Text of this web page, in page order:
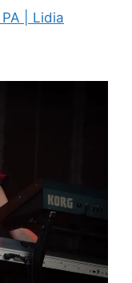
| Lidia